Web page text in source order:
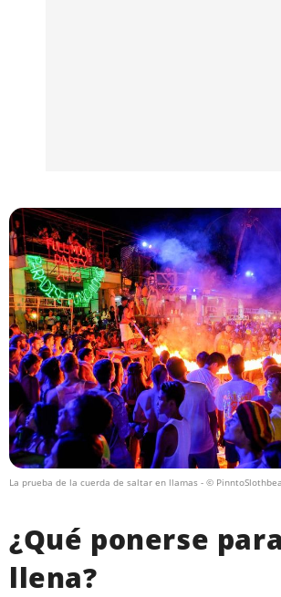
La prueba de la cuerda de saltar en llamas - ©
¿Qué ponerse
llena?